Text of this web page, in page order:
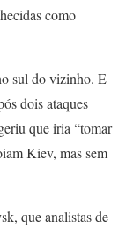
como
sul do vizinho. E
dois ataques
que iria “tomar
Kiev, mas sem
que analistas de